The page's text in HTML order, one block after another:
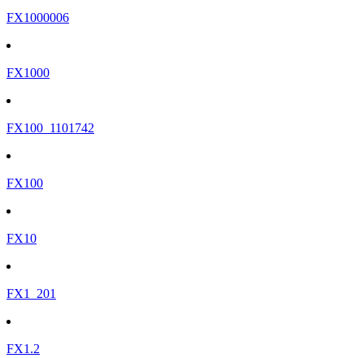
FX1000006
FX1000
FX100_1101742
FX100
FX10
FX1_201
FX1.2